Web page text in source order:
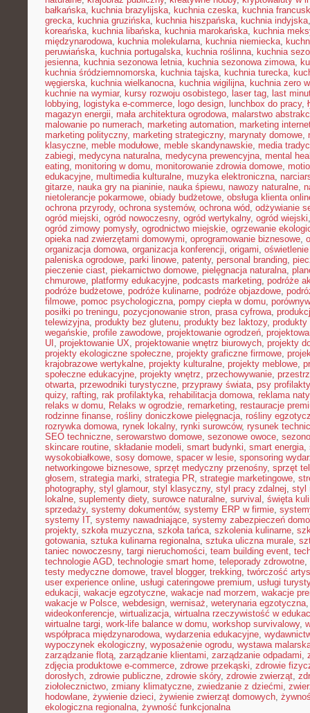
bałkańska, kuchnia brazylijska, kuchnia czeska, kuchnia
grecka, kuchnia gruzińska, kuchnia hiszpańska, kuchnia indyjska
koreańska, kuchnia libańska, kuchnia marokańska, kuchnia
międzynarodowa, kuchnia molekularna, kuchnia niemiecka,
peruwiańska, kuchnia portugalska, kuchnia roślinna, kuchnia
jesienna, kuchnia sezonowa letnia, kuchnia sezonowa zimowa,
kuchnia śródziemnomorska, kuchnia tajska, kuchnia turecka,
węgierska, kuchnia wielkanocna, kuchnia wigilijna, kuchnia zero
kuchnie na wymiar, kursy rozwoju osobistego, laser tag, last
lobbying, logistyka e-commerce, logo design, lunchbox do pracy,
magazyn energii, mała architektura ogrodowa, malarstwo
malowanie po numerach, marketing automation, marketing
marketing polityczny, marketing strategiczny, marynaty domowe,
klasyczne, meble modułowe, meble skandynawskie, media
zabiegi, medycyna naturalna, medycyna prewencyjna, mental
eating, monitoring w domu, monitorowanie zdrowia domowe,
edukacyjne, multimedia kulturalne, muzyka elektroniczna,
gitarze, nauka gry na pianinie, nauka śpiewu, nawozy naturalne,
nietolerancje pokarmowe, obiady budżetowe, obsługa klienta
ochrona przyrody, ochrona systemów, ochrona wód, odżywianie
ogród miejski, ogród nowoczesny, ogród wertykalny, ogród wiejski
ogród zimowy pomysły, ogrodnictwo miejskie, ogrzewanie
opieka nad zwierzętami domowymi, oprogramowanie biznesowe,
organizacja domowa, organizacja konferencji, origami,
paleniska ogrodowe, parki linowe, patenty, personal branding,
pieczenie ciast, piekarnictwo domowe, pielęgnacja naturalna,
chmurowe, platformy edukacyjne, podcasts marketing, podróże
podróże budżetowe, podróże kulinarne, podróże objazdowe,
filmowe, pomoc psychologiczna, pompy ciepła w domu,
posiłki po treningu, pozycjonowanie stron, prasa cyfrowa,
telewizyjna, produkty bez glutenu, produkty bez laktozy, produkty
wegańskie, profile zawodowe, projektowanie ogrodzeń,
UI , projektowanie UX, projektowanie wnętrz biurowych, projekty
projekty ekologiczne społeczne, projekty graficzne firmowe,
krajobrazowe wertykalne, projekty kulturalne, projekty meblowe,
społeczne edukacyjne, projekty wnętrz, przechowywanie,
otwarta, przewodniki turystyczne, przyprawy świata, psy
quizy, rafting, rak profilaktyka, rehabilitacja domowa, reklama
relaks w domu, Relaks w ogrodzie, remarketing, restauracje
rodzinne finanse, rośliny doniczkowe pielęgnacja, rośliny
rozrywka domowa, rynek lokalny, rynki surowców, rysunek
SEO techniczne, serowarstwo domowe, sezonowe owoce,
skincare routine, składanie modeli, smart budynki, smart energia,
wysokobiałkowe, sosy domowe, spacer w lesie, sponsoring
networkingowe biznesowe, sprzęt medyczny przenośny, sprzęt
głosem, strategia marki, strategia PR, strategie marketingowe,
photography, styl glamour, styl klasyczny, styl pracy zdalnej, styl
lokalne, suplementy diety, surowce naturalne, survival , święta
sprzedaży, systemy dokumentów, systemy ERP w firmie,
systemy IT, systemy nawadniające, systemy zabezpieczeń
projekty, szkoła muzyczna, szkoła tańca, szkolenia kulinarne,
gotowania, sztuka kulinarna regionalna, sztuka uliczna murale,
taniec nowoczesny, targi nieruchomości, team building event,
technologie AGD, technologie smart home, teleporady zdrowotne,
testy medyczne domowe, travel blogger, trekking, twórczość
user experience online, usługi cateringowe premium, usługi
edukacji, wakacje egzotyczne, wakacje nad morzem, wakacje
wakacje w Polsce, webdesign, wernisaż, weterynaria egzotyczna
wideokonferencje, wirtualizacja, wirtualna rzeczywistość w
wirtualne targi, work-life balance w domu, workshop survivalowy,
współpraca międzynarodowa, wydarzenia edukacyjne,
wypoczynek ekologiczny, wyposażenie ogrodu, wystawa
zarządzanie flotą, zarządzanie klientami, zarządzanie odpadami,
zdjęcia produktowe e-commerce, zdrowe przekąski, zdrowie
dorosłych, zdrowie publiczne, zdrowie skóry, zdrowie zwierząt,
ziołolecznictwo, zmiany klimatyczne, zwiedzanie z dziećmi,
hodowlane, żywienie dzieci, żywienie zwierząt domowych,
ekologiczna regionalna, żywność funkcjonalna